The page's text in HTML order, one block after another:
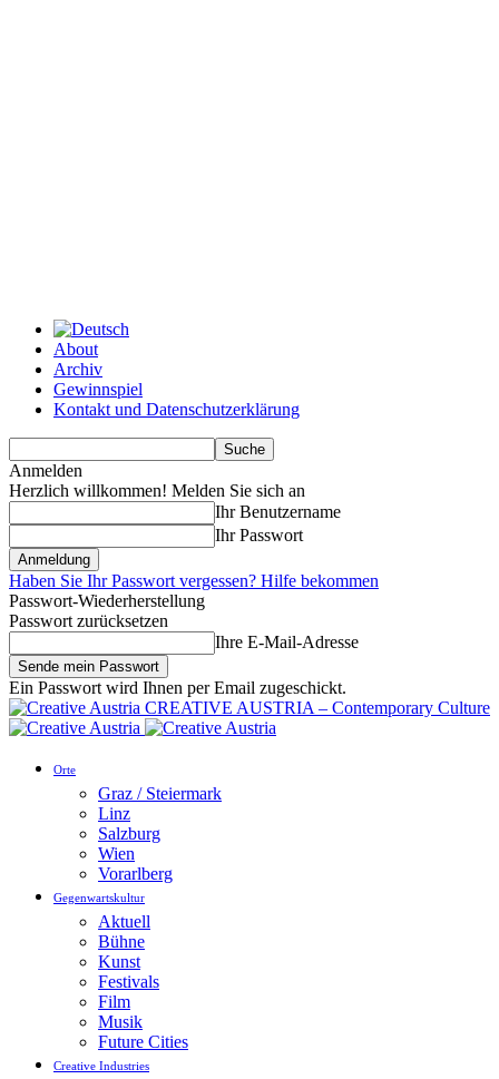
About
Archiv
Gewinnspiel
Kontakt und Datenschutzerklärung
Anmelden
Herzlich willkommen! Melden Sie sich an
Ihr Benutzername
Ihr Passwort
Haben Sie Ihr Passwort vergessen? Hilfe bekommen
Passwort-Wiederherstellung
Passwort zurücksetzen
Ihre E-Mail-Adresse
Ein Passwort wird Ihnen per Email zugeschickt.
CREATIVE AUSTRIA – Contemporary Culture
Orte
Graz / Steiermark
Linz
Salzburg
Wien
Vorarlberg
Gegenwartskultur
Aktuell
Bühne
Kunst
Festivals
Film
Musik
Future Cities
Creative Industries